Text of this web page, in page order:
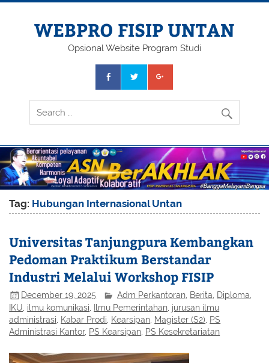
Skip
WEBPRO FISIP UNTAN
Opsional Website Program Studi
Tag: Hubungan Internasional Untan
Universitas Tanjungpura Kembangkan
Pedoman Praktikum Berstandar
Industri Melalui Workshop FISIP
December 19, 2025 Adm Perkantoran Berita Diploma
IKU, ilmu komunikasi, Ilmu Pemerintahan, jurusan ilmu
administrasi, Kabar Prodi, Kearsipan, Magister (S2), PS
Administrasi Kantor, PS Kearsipan, PS Kesekretariatan